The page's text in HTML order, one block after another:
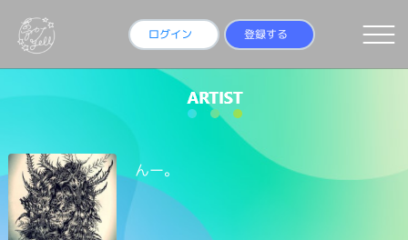
ログイン 登録する
んー。